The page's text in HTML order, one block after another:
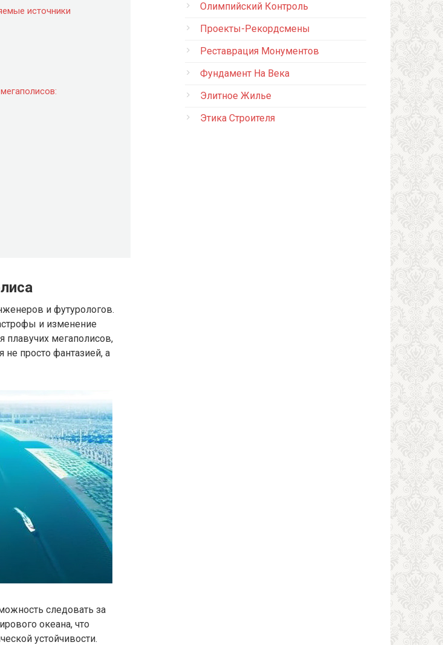
источники
и футурологов.
и изменение
плавучих мегаполисов,
просто фантазией, а
следовать за
океана, что
устойчивости.
Олимпийский Контроль
Проекты-Рекордсмены
Реставрация Монументов
Фундамент На Века
Элитное Жилье
Этика Строителя